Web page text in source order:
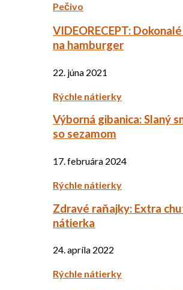
Pečivo
VIDEORECEPT:
na hamburger
22. júna 2021
Rýchle nátierky
Výborná gibanica: Slaný
so sezamom
17. februára 2024
Rýchle nátierky
Zdravé raňajky: Extra
nátierka
24. apríla 2022
Rýchle nátierky